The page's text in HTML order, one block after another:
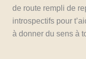
de route rempli de
introspectifs pour
à donner du sens à